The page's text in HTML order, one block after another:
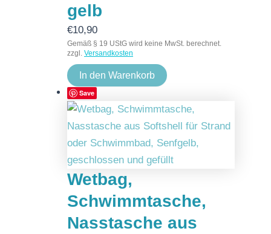
gelb
€10,90
Gemäß § 19 UStG wird keine MwSt. berechnet.
zzgl. Versandkosten
In den Warenkorb
Save
Wetbag,
Schwimmtasche,
Nasstasche aus